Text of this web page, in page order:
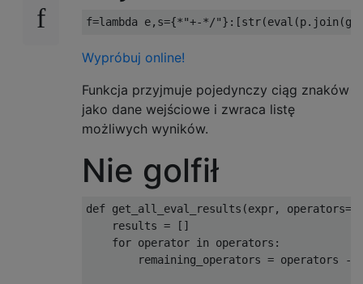
f=lambda e, s={*"+-*/"}:[str(eval (p. join (g
Wypróbuj online!
Funkcja przyjmuje pojedynczy ciąg znaków
jako dane wejściowe i zwraca listę
możliwych wyników.
Nie golfił
def get_all_eval_results (expr, operators
    results
=
[]
for operator in operators :
        remaining_operators
= operators -